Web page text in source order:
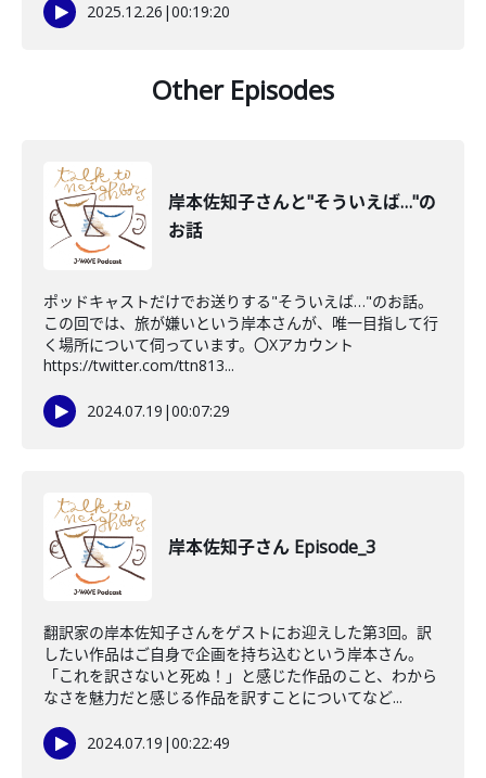
2025.12.26 |00:19:20
Other Episodes
岸本佐知子さんと"そういえば…"の
お話
ポッドキャストだけでお送りする"そういえば…"のお話。
この回では、旅が嫌いという岸本さんが、唯一目指して行
く場所について伺っています。〇Xアカウント
https://twitter.com/ttn813...
2024.07.19 |00:07:29
岸本佐知子さん Episode_3
翻訳家の岸本佐知子さんをゲストにお迎えした第3回。訳
したい作品はご自身で企画を持ち込むという岸本さん。
「これを訳さないと死ぬ！」と感じた作品のこと、わから
なさを魅力だと感じる作品を訳すことについてなど...
2024.07.19 |00:22:49